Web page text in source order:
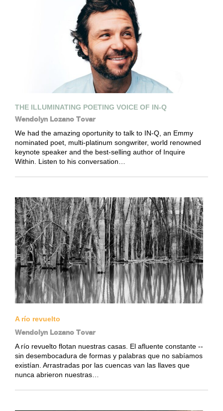
THE ILLUMINATING POETING VOICE OF IN-Q
Wendolyn Lozano Tovar
We had the amazing oportunity to talk to IN-Q, an Emmy
nominated poet, multi-platinum songwriter, world renowned
keynote speaker and the best-selling author of Inquire
Within. Listen to his conversation…
A río revuelto
Wendolyn Lozano Tovar
A río revuelto flotan nuestras casas. El afluente constante --
sin desembocadura de formas y palabras que no sabíamos
existían. Arrastradas por las cuencas van las llaves que
nunca abrieron nuestras…